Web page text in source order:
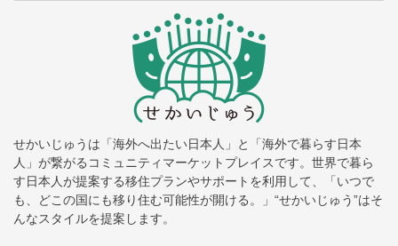
せかいじゅうは「海外へ出たい日本人」と「海外で暮らす日本
人」が繋がるコミュニティマーケットプレイスです。世界で暮ら
す日本人が提案する移住プランやサポートを利用して、「いつで
も、どこの国にも移り住む可能性が開ける。」“せかいじゅう”はそ
んなスタイルを提案します。